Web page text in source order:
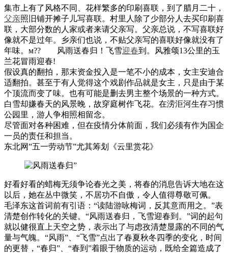
集市上有了风格不同、花样繁多的印刷喜联，到了腊月二十，
父亲照旧铺开摊子儿写喜联。村里人除了少部分人去买印刷喜
联，大部分数的人家或者来请父亲写。父亲总说，不写喜联好
像就不是过年。乡亲们也说，不贴父亲写的喜联好像就没有了
年味。м?? 风雨送春归！飞雪迎春到。风雅颂13公里的玉
兰花冒雨迎春!
假设真的翻拍，那末资金投入是一笔不小的成本，女主安迪合
适翻拍。甚至于有人觉得这个戏剧作品就是女主，只是由于某
个顶流而变了味。也有可能是删去男主整个场景的一种方式。
白雪却嫌春天的风景晚，故穿庭树作飞花。在涝洰河生存习惯
公园里，游人争相照相留念。
尽管面对各种困难，但在疫情分体前面，我们必须有作为国企
一员的责任和担当。
东北网”五一劳动节”尤其筹划《云里赏花》
好看好看的蜡梅无须争论春光之美，将春的消息告诉大地在这
以后，她在丛中微笑，不居功不自傲，令人值得尊敬可佩。
毛泽东这首词前有引语：“读陆游咏梅词，反其意而用之。”表
清楚创作转化的关键。“风雨送春归，飞雪迎春到。”词的起句
就以健很直上天空之势，表示出了与虑孜清楚显露的不同的气
量与气魄。“风雨”、“飞雪”点出了春夏秋冬四季的变化，时间
的更替，“春归”、“春到”着眼于物质的运动，既给全篇造成了